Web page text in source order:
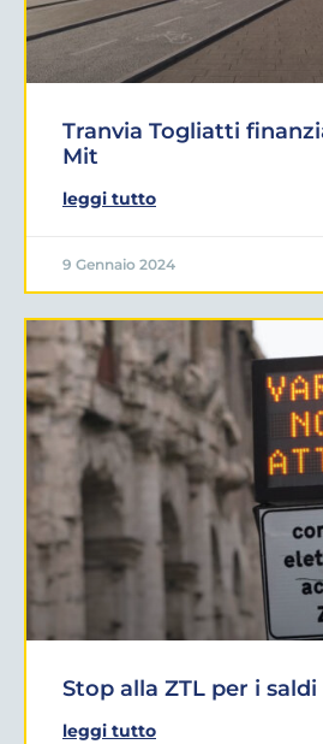
Tranvia Togliatti
Mit
leggi tutto
9 Gennaio 2024
Stop alla ZTL per i saldi
leggi tutto